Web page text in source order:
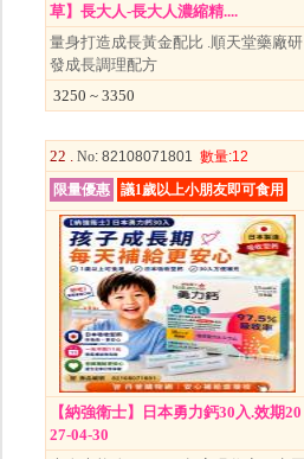
草】長大人-長大人濃縮精....
量身打造成長黃金配比 .順天堂藥廠研
發成長調理配方
3250 ~ 3350
22 . No: 82108071801 數量:12
限量優惠
議1歲以上小朋友即可食用
【納強衛士】日本勇力鈣30入.效期20
27-04-30